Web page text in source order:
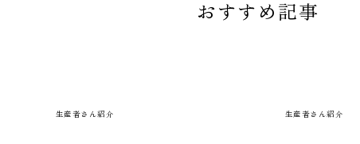
おすすめ記事
生産者さん紹介 生産者さん紹介